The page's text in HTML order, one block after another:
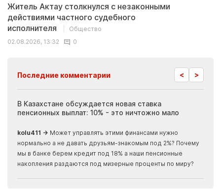
Житель Актау столкнулся с незаконными
действиями частного судебного
исполнителя
Общество
02.08.2026, 13:32
0
Последние комментарии < >
В Казахстане обсуждается новая ставка
пенсионных выплат: 10% - это ничтожно мало
kolu411 → Может управлять этими финансами нужно
нормально а не давать друзьям-знакомым под 2%? Почему
мы в банке берем кредит под 18% а наши пенсионные
накопления раздаются под мизерные проценты по миру?